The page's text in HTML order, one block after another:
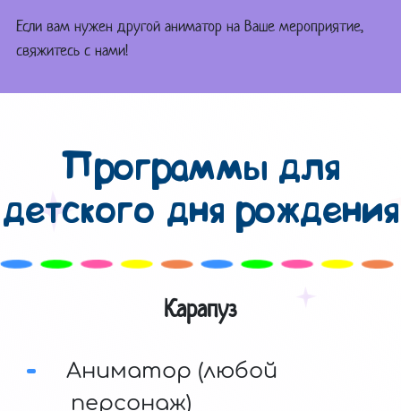
Если вам нужен другой аниматор на Ваше мероприятие,
свяжитесь с нами!
Программы для
детского дня рождения
Карапуз
Аниматор (любой
персонаж)